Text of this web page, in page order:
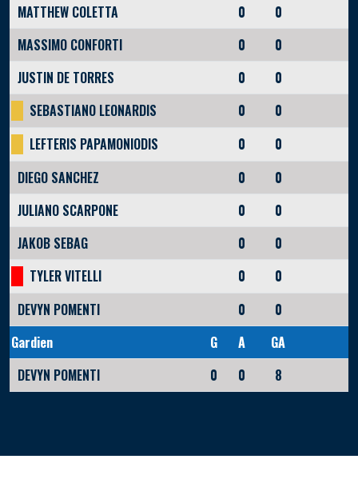
MATTHEW COLETTA
0
0
MASSIMO CONFORTI
0
0
JUSTIN DE TORRES
0
0
SEBASTIANO LEONARDIS
0
0
LEFTERIS PAPAMONIODIS
0
0
DIEGO SANCHEZ
0
0
JULIANO SCARPONE
0
0
JAKOB SEBAG
0
0
TYLER VITELLI
0
0
DEVYN POMENTI
0
0
Gardien
G A
GA
DEVYN POMENTI
0 0 8